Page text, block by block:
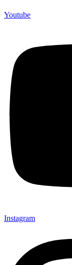
Youtube
Instagram